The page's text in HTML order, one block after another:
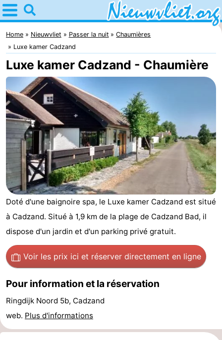
Home
Nieuwvliet
Astuces
Avec
les
enfants
Passer
la
nuit
Appartements
Campings
Chaumières
-
Bad
Meersee
-
Beach
Resort
Nieuwvliet-
Bad
-
De
Meulinge
-
EuroParcs
Cadzand
-
Hoogduin
-
Home Nieuwvliet Passer la nuit
Chaumières
Luxe kamer Cadzand
Luxe kamer Cadzand - Chaumière
Doté d'une baignoire spa, le Luxe kamer Cadzand est situé
à Cadzand. Situé à 1,9 km de la plage de Cadzand Bad, il
dispose d'un jardin et d'un parking privé gratuit.
Voir les prix ici et réserver directement en ligne
Pour information et la réservation
Ringdijk Noord 5b, Cadzand
web. Plus d'informations